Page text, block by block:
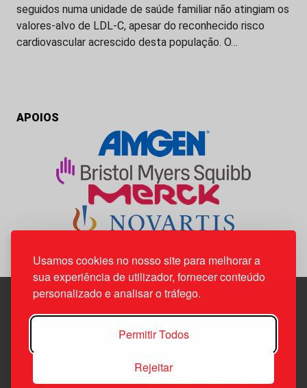
Usamos cookies no nosso site para melhorar a
sua experiência de utilizador, fornecer conteúdo
personalizado e analisar o tráfego.
Permitir Todos
Rejeitar
seguidos numa unidade de saúde familiar não atingiam os
valores-alvo de LDL-C, apesar do reconhecido risco
cardiovascular acrescido desta população. O…
APOIOS
Edif. Lisboa Oriente | Av. Infante D. Henrique, n.º 333H, esc.
1800-282 Lisboa | Portugal